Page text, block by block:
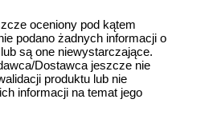
oceniony pod kątem
podano żadnych informacji o
są one niewystarczające.
Dostawca jeszcze nie
produktu lub nie
informacji na temat jego